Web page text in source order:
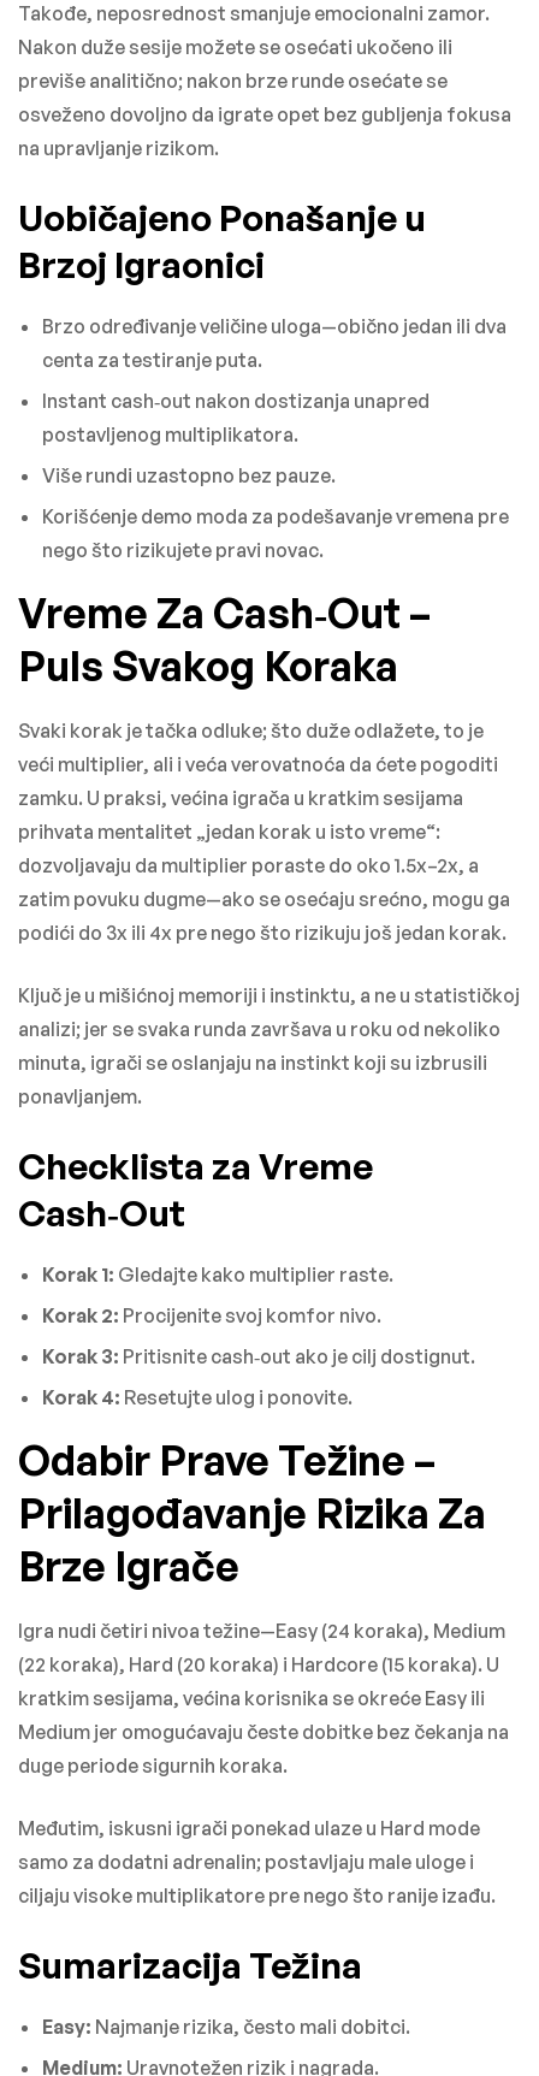
Takođe, neposrednost smanjuje emocionalni zamor.
Nakon duže sesije možete se osećati ukočeno ili
previše analitično; nakon brze runde osećate se
osveženo dovoljno da igrate opet bez gubljenja fokusa
na upravljanje rizikom.
Uobičajeno Ponašanje u
Brzoj Igraonici
Brzo određivanje veličine uloga—obično jedan ili dva
centa za testiranje puta.
Instant cash‑out nakon dostizanja unapred
postavljenog multiplikatora.
Više rundi uzastopno bez pauze.
Korišćenje demo moda za podešavanje vremena pre
nego što rizikujete pravi novac.
Vreme Za Cash‑Out –
Puls Svakog Koraka
Svaki korak je tačka odluke; što duže odlažete, to je
veći multiplier, ali i veća verovatnoća da ćete pogoditi
zamku. U praksi, većina igrača u kratkim sesijama
prihvata mentalitet „jedan korak u isto vreme“:
dozvoljavaju da multiplier poraste do oko 1.5x–2x, a
zatim povuku dugme—ako se osećaju srećno, mogu ga
podići do 3x ili 4x pre nego što rizikuju još jedan korak.
Ključ je u mišićnoj memoriji i instinktu, a ne u statističkoj
analizi; jer se svaka runda završava u roku od nekoliko
minuta, igrači se oslanjaju na instinkt koji su izbrusili
ponavljanjem.
Checklista za Vreme
Cash‑Out
Korak 1: Gledajte kako multiplier raste.
Korak 2: Procijenite svoj komfor nivo.
Korak 3: Pritisnite cash‑out ako je cilj dostignut.
Korak 4: Resetujte ulog i ponovite.
Odabir Prave Težine –
Prilagođavanje Rizika Za
Brze Igrače
Igra nudi četiri nivoa težine—Easy (24 koraka), Medium
(22 koraka), Hard (20 koraka) i Hardcore (15 koraka). U
kratkim sesijama, većina korisnika se okreće Easy ili
Medium jer omogućavaju česte dobitke bez čekanja na
duge periode sigurnih koraka.
Međutim, iskusni igrači ponekad ulaze u Hard mode
samo za dodatni adrenalin; postavljaju male uloge i
ciljaju visoke multiplikatore pre nego što ranije izađu.
Sumarizacija Težina
Easy: Najmanje rizika, često mali dobitci.
Medium: Uravnotežen rizik i nagrada.